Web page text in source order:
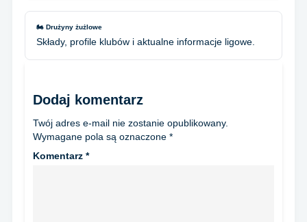
🏍️ Drużyny żużlowe
Składy, profile klubów i aktualne informacje ligowe.
Dodaj komentarz
Twój adres e-mail nie zostanie opublikowany.
Wymagane pola są oznaczone *
Komentarz *